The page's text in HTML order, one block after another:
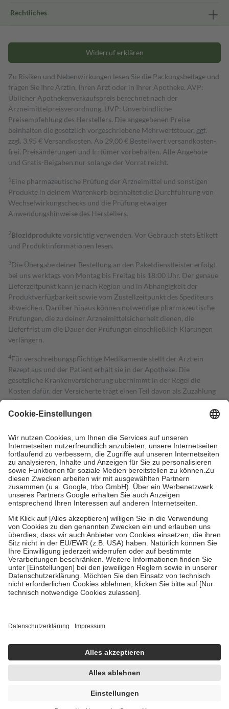
Rechtliches
Widerruf erklären
Zu Risiken und Nebenwirkungen lesen Sie die Packungsbeilage und
fragen Sie Ihre Ärztin, Ihren Arzt oder in Ihrer Apotheke. AVP:
Üblicher Apothekenverkaufspreis berechnet nach der
Arzneimittelpreisverordnung. UVP: Unverbindliche
Preisempfehlung des Herstellers. Die angegebenen Preise
beinhalten die gesetzlich vorgeschriebene Mehrwertsteuer, ggf.
zzgl. 3,95 € Versandkosten. Ab 29,00 € Bestell­wert versand­kosten­
frei. Preisänderungen und Irrtümer vorbehalten. Alle Angebote
und Gratis-Beigaben nur solange der Vorrat reicht.
1 Eine pharmazeutische Prüfung der Arzneimittel und sonstigen
Produkte in deinem Warenkorb beinhaltet die Durchführung von
Wechselwirkungschecks und die Prüfung etwaiger
Anwendungshinweise des Herstellers.
2Biozidproduktevorsichtig verwenden. Vor Gebrauch stets Etikett
und Produktinformationen lesen.
3Die Übergabe deiner Bestellung an den Paketdienstleister erfolgt
bei uns werktags von Montag bis Freitag bis 18:00 Uhr. Der genaue
Lieferzeitpunkt kann je nach Region und in Abhängigkeit der
Produktverfügbarkeit sowie vom Zustellzeitpunkt des Spediteurs
abweichen. Darüber hinaus können notwendige pharmazeutische
Prüfungen, die zu deiner Arzneimittelsicherheit dienen, die
Lieferfrist um die Dauer der Prüfungen einschließlich Klärungen
verlängern.
4Für verschreibungspflichtige Medikamente stellt der Arzt ein
Rezept aus und der Patient erhält sie in der Apotheke. Die
gesetzliche Krankenversicherung übernimmt in der Regel die
Kosten dafür, der Versicherte trägt einen Teil davon als Zuzahlung
mit.
Grundsätzlich leisten Mitglieder Zuzahlungen in Höhe von zehn
höchstens zehn Euro.
Es sind jedoch nie mehr als die tatsächlichen
Kosten der Leistung zu entrichten.
Diese Regeln gelten grundsätzlich auch für Online-Apotheken.
Bei Heilmitteln und häuslicher Krankenpflege beträgt die
Zuzahlung zehn Prozent der Kosten sowie zehn Euro je
Verordnung.
Um das Engagement der Versicherten für ihre eigene Gesundheit zu
stärken und die besondere Stellung der Familie zu unterstützen,
fallenkeine Zuzahlungenan bei:
• Kindern und Jugendlichen bis zum vollendeten 18. Lebensjahr
mit Ausnahme der Fahrkosten
• Untersuchungen zur Vorsorge und Früherkennung, die von der
GKV getragen werden
• empfohlenen Schutzimpfungen
• Harn- und Blutteststreifen
getroffen, um sicherzustellen, dass es sich um echte Bewertungen
https://help.etrusted.com/hc/de/articles/4419944605341
Einige Bilder und Inhalte wurden unter Zuhilfenahme künstlicher